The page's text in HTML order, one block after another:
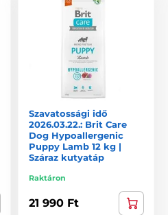
Szavatossági idő
2026.03.22.: Brit Care
Dog Hypoallergenic
Puppy Lamb 12 kg |
Száraz kutyatáp
Raktáron
21 990 Ft